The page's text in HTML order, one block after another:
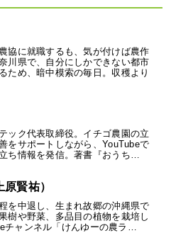
協に就職するも、気が付けば農作
川県で、自分にしかできない都市
ため、暗中模索の毎日。収穫より
ック代表取締役。イチゴ農園の立
をサポートしながら、YouTubeで
ち情報を発信。著書『おうち…
賢祐）
を中退し、生まれ故郷の沖縄県で
樹や野菜、多品目の植物を栽培し
チャンネル「けんゆーの農ラ…